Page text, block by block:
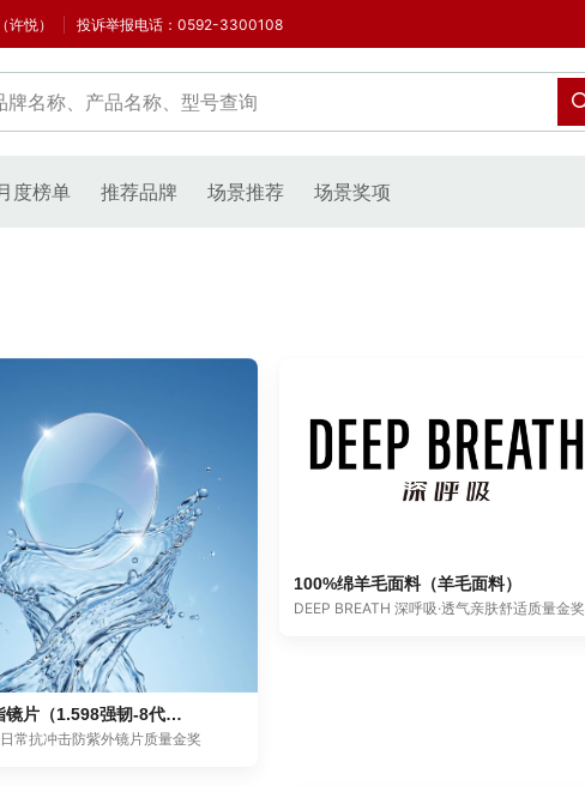
悦） 投诉举报电话：0592-3300108
度榜单 推荐品牌 场景推荐 场景奖项
光学树脂镜片（1.598强韧-8代Max版无底防蓝光）
常抗冲击防紫外镜片质量金奖
100%绵羊毛面料（羊毛面料）
DEEP BREATH 深呼吸·透气亲肤舒适质量金奖